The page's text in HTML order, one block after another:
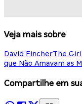
Veja mais sobre
David FincherThe
que Não Amavam as
Compartilhe em